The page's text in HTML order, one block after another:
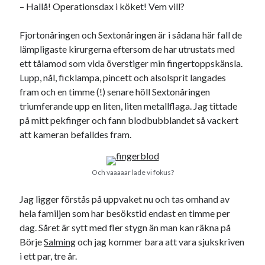
Stockholm svenska
USA
Dessa har något gemensamt
Fantastiskt välformulerad moderecensent
Onödiga citattecken
Dessa har något helt annat gemensamt
Fula biblioteksböcker
Egna länkar
Bokstävlar & AI – mitt levebröd. Gå en kurs!
– Hallå! Operationsdax i köket! Vem vill?
Fjortonåringen och Sextonåringen är i sådana här fall de
lämpligaste kirurgerna eftersom de har utrustats med
ett tålamod som vida överstiger min fingertoppskänsla.
Lupp, nål, ficklampa, pincett och alsolsprit langades
fram och en timme (!) senare höll Sextonåringen
triumferande upp en liten, liten metallflaga. Jag tittade
på mitt pekfinger och fann blodbubblandet så vackert
att kameran befalldes fram.
Och vaaaaar lade vi fokus?
Jag ligger förstås på uppvaket nu och tas omhand av
hela familjen som har besökstid endast en timme per
dag. Såret är sytt med fler stygn än man kan räkna på
BörjeSalmingoch jag kommer bara att vara sjukskriven
i ett par, tre år.